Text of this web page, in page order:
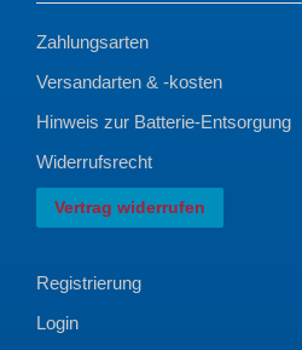
Zahlungsarten
Versandarten & -kosten
Hinweis zur Batterie-Entsorgung
Widerrufsrecht
Vertrag widerrufen
Registrierung
Login